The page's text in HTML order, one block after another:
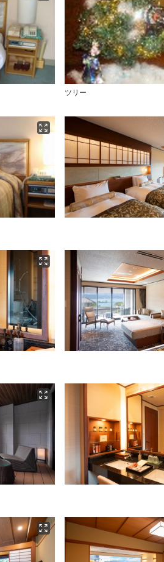
ツリー